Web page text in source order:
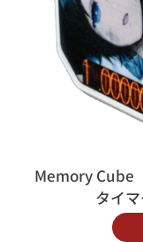
Memory Cube
タイ